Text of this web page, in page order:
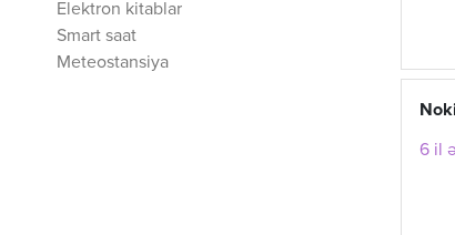
Elektron kitablar
Smart saat
Meteostansiya
6 il